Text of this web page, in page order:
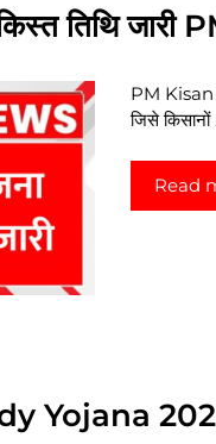
किस्त तिथि
PM Kisan
जिसे
Read
2025: